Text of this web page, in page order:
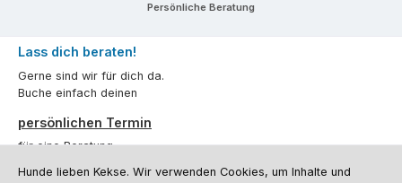
Persönliche Beratung
Lass dich beraten!
Gerne sind wir für dich da.
Buche einfach deinen
persönlichen Termin
für eine Beratung.
Oder über unserKontaktformular.
Hunde lieben Kekse. Wir verwenden Cookies, um Inhalte und